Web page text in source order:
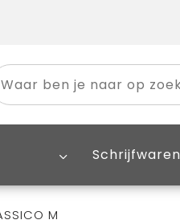
Schrijfwaren
M